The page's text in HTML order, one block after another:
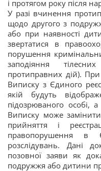
і протягом року після
У разі вчинення
щодо другого з
або при наявності
звертатися в
порушення
заподіяння
протиправних дій).
Виписку з Єдиного
якій будуть
підозрюваного особі,
Виписку може
прийняття і
правопорушення в
розслідувань. Дані
позовної заяви як
подружжя або дитини